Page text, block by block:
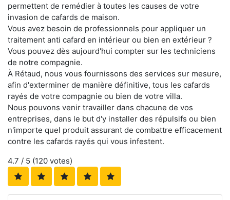
permettent de remédier à toutes les causes de votre
invasion de cafards de maison.
Vous avez besoin de professionnels pour appliquer un
traitement anti cafard en intérieur ou bien en extérieur ?
Vous pouvez dès aujourd'hui compter sur les techniciens
de notre compagnie.
À Rétaud, nous vous fournissons des services sur mesure,
afin d'exterminer de manière définitive, tous les cafards
rayés de votre compagnie ou bien de votre villa.
Nous pouvons venir travailler dans chacune de vos
entreprises, dans le but d'y installer des répulsifs ou bien
n'importe quel produit assurant de combattre efficacement
contre les cafards rayés qui vous infestent.
4.7 / 5 (120 votes)